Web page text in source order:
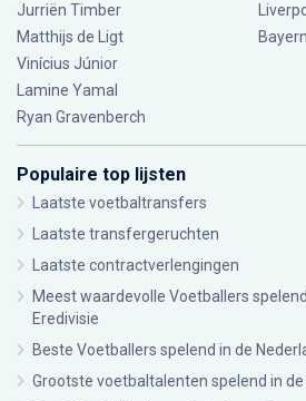
Jurriën Timber
Matthijs de Ligt
Vinícius Júnior
Lamine Yamal
Ryan Gravenberch
Bayern
Populaire top lijsten
Laatste voetbaltransfers
Laatste transfergeruchten
Laatste contractverlengingen
Meest waardevolle Voetballers
Eredivisie
Beste Voetballers spelend in de
Grootste voetbaltalenten spelend in